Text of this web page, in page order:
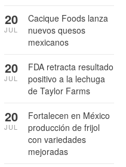
Cacique Foods lanza
nuevos quesos
mexicanos
20
JUL
FDA retracta resultado
positivo a la lechuga
de Taylor Farms
20
JUL
Fortalecen en México
producción de frijol
con variedades
mejoradas
20
JUL